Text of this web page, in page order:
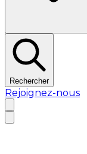
Rechercher
Rejoignez-nous